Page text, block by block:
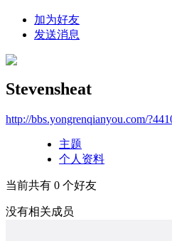
加为好友
发送消息
Stevensheat
http://bbs.yongrenqianyou.com/
主题
个人资料
当前共有 0 个好友
没有相关成员